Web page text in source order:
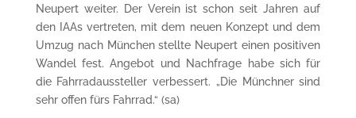
Neupert weiter. Der Verein ist schon seit Jahren auf
den IAAs vertreten, mit dem neuen Konzept und dem
Umzug nach München stellte Neupert einen positiven
Wandel fest. Angebot und Nachfrage habe sich für
die Fahrradaussteller verbessert. „Die Münchner sind
sehr offen fürs Fahrrad.“ (sa)